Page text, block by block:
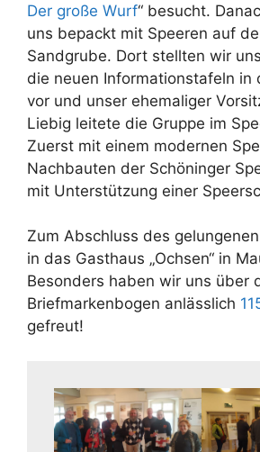
Der große Wurf“ besucht.
uns bepackt mit Speeren auf
Sandgrube. Dort stellten wir
die neuen Informationstafeln in
vor und unser ehemaliger
Liebig leitete die Gruppe im
Zuerst mit einem modernen
Nachbauten der Schöninger
mit Unterstützung einer
Zum Abschluss des
in das Gasthaus „Ochsen“ in
Besonders haben wir uns über
Briefmarkenbogen anlässlich
gefreut!